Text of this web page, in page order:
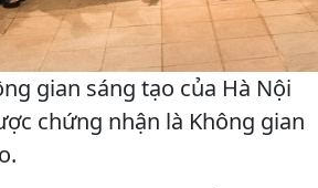
gian sáng tạo của Hà Nội
chứng nhận là Không gian